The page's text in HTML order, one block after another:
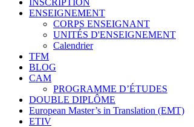
INSCRIPTION
ENSEIGNEMENT
CORPS ENSEIGNANT
UNITÉS D'ENSEIGNEMENT
Calendrier
TFM
BLOG
CAM
PROGRAMME D’ÉTUDES
DOUBLE DIPLÔME
European Master’s in Translation (EMT)
ETIV